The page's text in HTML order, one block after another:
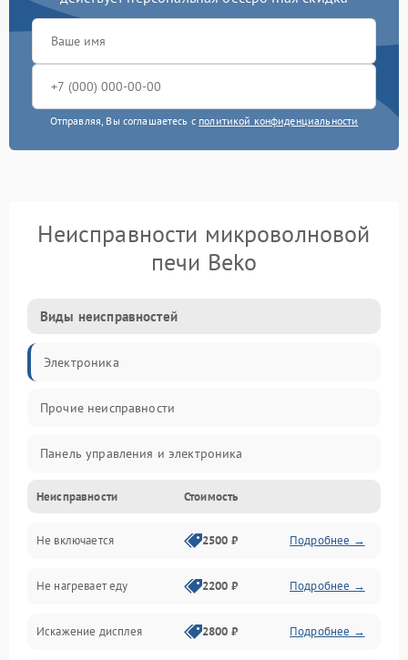
Отправляя, Вы соглашаетесь с политикой конфиденциальности
Неисправности микроволновой
печи Beko
Виды неисправностей
Электроника
Прочие неисправности
Панель управления и электроника
Дверца и корпус
Механика и внутренние элементы
Механические повреждения
Питание и запуск
Неисправности Стоимость
Не включается 2500 ₽ Подробнее →
Не нагревает еду 2200 ₽ Подробнее →
Искажение дисплея 2800 ₽ Подробнее →